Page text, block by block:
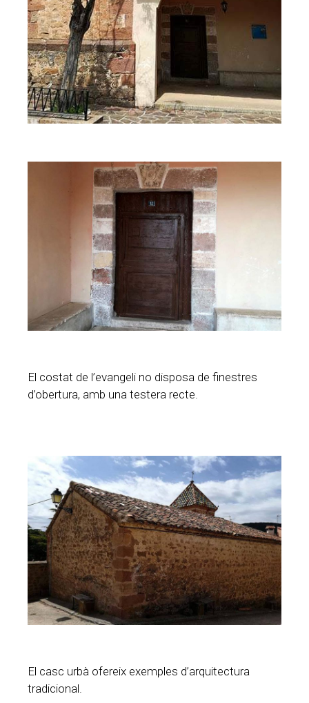
El costat de l’evangeli no disposa de finestres
d’obertura, amb una testera recte.
El casc urbà ofereix exemples d’arquitectura
tradicional.